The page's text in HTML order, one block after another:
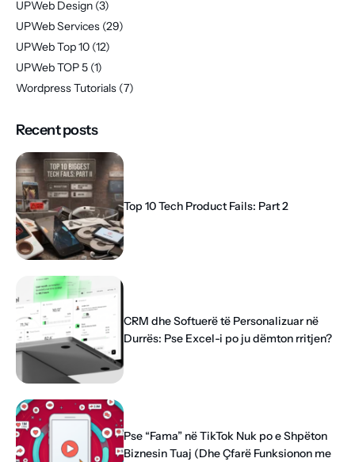
UPWeb Design (3)
UPWeb Services (29)
UPWeb Top 10 (12)
UPWeb TOP 5 (1)
Wordpress Tutorials (7)
Recent posts
Top 10 Tech Product Fails: Part 2
CRM dhe Softuerë të Personalizuar në
Durrës: Pse Excel-i po ju dëmton rritjen?
Pse “Fama” në TikTok Nuk po e Shpëton
Biznesin Tuaj (Dhe Çfarë Funksionon me